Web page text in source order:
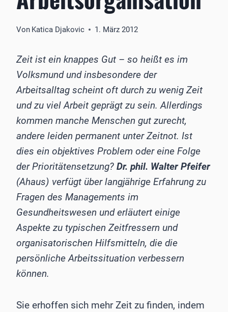
Von Katica Djakovic 1. März 2012
Zeit ist ein knappes Gut – so heißt es im
Volksmund und insbesondere der
Arbeitsalltag scheint oft durch zu wenig Zeit
und zu viel Arbeit geprägt zu sein. Allerdings
kommen manche Menschen gut zurecht,
andere leiden permanent unter Zeitnot. Ist
dies ein objektives Problem oder eine Folge
der Prioritätensetzung? Dr. phil. Walter Pfeifer
(Ahaus) verfügt über langjährige Erfahrung zu
Fragen des Managements im
Gesundheitswesen und erläutert einige
Aspekte zu typischen Zeitfressern und
organisatorischen Hilfsmitteln, die die
persönliche Arbeitssituation verbessern
können.
Sie erhoffen sich mehr Zeit zu finden, indem